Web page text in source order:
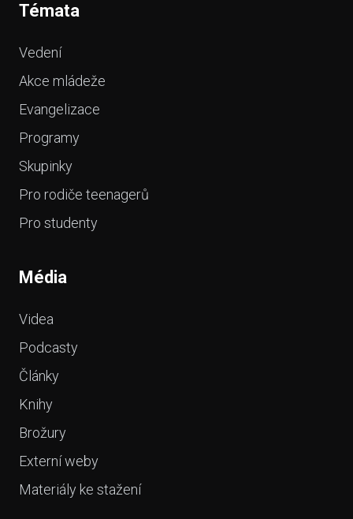
Témata
Vedení
Akce mládeže
Evangelizace
Programy
Skupinky
Pro rodiče teenagerů
Pro studenty
Média
Videa
Podcasty
Články
Knihy
Brožury
Externí weby
Materiály ke stažení